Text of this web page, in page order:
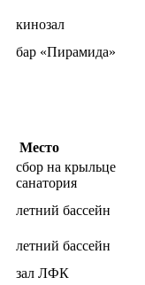
кинозал
бар «Пирамида»
Место
сбор на крыльце
санатория
летний бассейн
летний бассейн
зал ЛФК